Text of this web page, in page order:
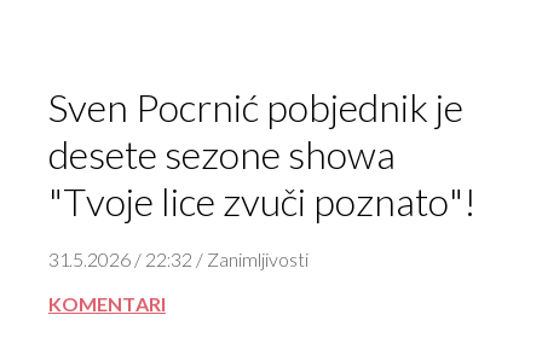
Sven Pocrnić pobjednik je
desete sezone showa
"Tvoje lice zvuči poznato"!
31.5.2026 / 22:32 / Zanimljivosti
KOMENTARI